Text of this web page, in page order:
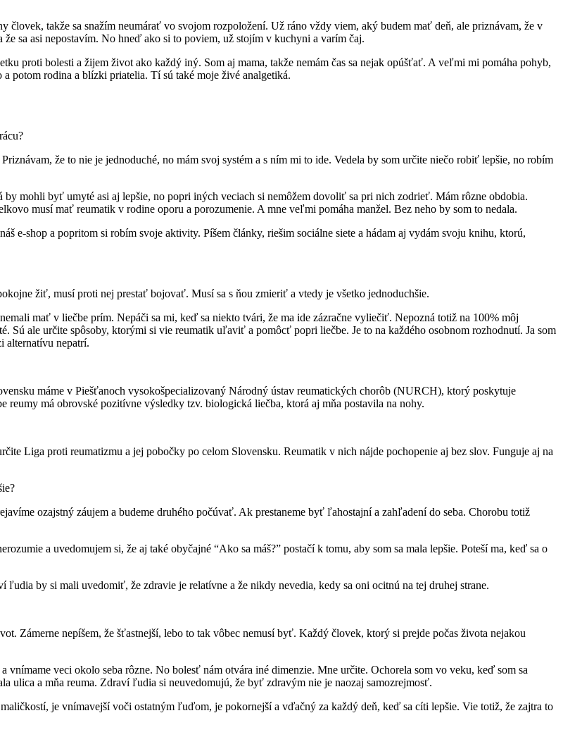
takže sa snažím neumárať vo svojom rozpoložení. Už ráno vždy viem, aký budem mať deň, ale priznávam, že v
sa asi nepostavím. No hneď ako si to poviem, už stojím v kuchyni a varím čaj.
proti bolesti a žijem život ako každý iný. Som aj mama, takže nemám čas sa nejak opúšťať. A veľmi mi pomáha pohyb,
potom rodina a blízki priatelia. Tí sú také moje živé analgetiká.
že to nie je jednoduché, no mám svoj systém a s ním mi to ide. Vedela by som určite niečo robiť lepšie, no robím
mohli byť umyté asi aj lepšie, no popri iných veciach si nemôžem dovoliť sa pri nich zodrieť. Mám rôzne obdobia.
musí mať reumatik v rodine oporu a porozumenie. A mne veľmi pomáha manžel. Bez neho by som to nedala.
e-shop a popritom si robím svoje aktivity. Píšem články, riešim sociálne siete a hádam aj vydám svoju knihu, ktorú,
žiť, musí proti nej prestať bojovať. Musí sa s ňou zmieriť a vtedy je všetko jednoduchšie.
mať v liečbe prím. Nepáči sa mi, keď sa niekto tvári, že ma ide zázračne vyliečiť. Nepozná totiž na 100% môj
Sú ale určite spôsoby, ktorými si vie reumatik uľaviť a pomôcť popri liečbe. Je to na každého osobnom rozhodnutí. Ja som
alternatívu nepatrí.
máme v Piešťanoch vysokošpecializovaný Národný ústav reumatických chorôb (NURCH), ktorý poskytuje
má obrovské pozitívne výsledky tzv. biologická liečba, ktorá aj mňa postavila na nohy.
Liga proti reumatizmu a jej pobočky po celom Slovensku. Reumatik v nich nájde pochopenie aj bez slov. Funguje aj na
ozajstný záujem a budeme druhého počúvať. Ak prestaneme byť ľahostajní a zahľadení do seba. Chorobu totiž
a uvedomujem si, že aj také obyčajné “Ako sa máš?” postačí k tomu, aby som sa mala lepšie. Poteší ma, keď sa o
by si mali uvedomiť, že zdravie je relatívne a že nikdy nevedia, kedy sa oni ocitnú na tej druhej strane.
Zámerne nepíšem, že šťastnejší, lebo to tak vôbec nemusí byť. Každý človek, ktorý si prejde počas života nejakou
veci okolo seba rôzne. No bolesť nám otvára iné dimenzie. Mne určite. Ochorela som vo veku, keď som sa
ulica a mňa reuma. Zdraví ľudia si neuvedomujú, že byť zdravým nie je naozaj samozrejmosť.
je vnímavejší voči ostatným ľuďom, je pokornejší a vďačný za každý deň, keď sa cíti lepšie. Vie totiž, že zajtra to